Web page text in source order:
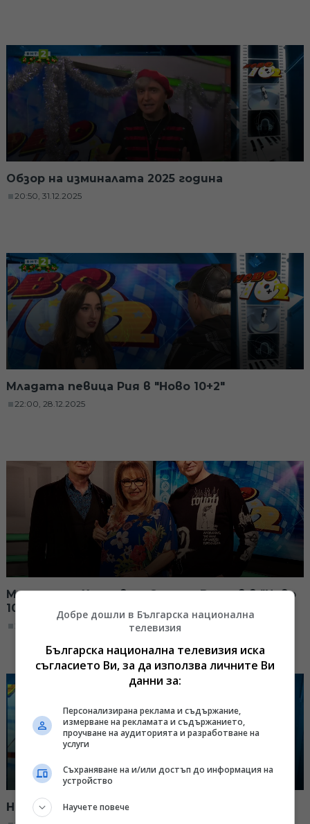
Обзор на изминалата 2025 година
20:50, 31.12.2025
Младата певица Рия в "Ново 10+2"
22:00, 28.12.2025
Маргарита Хранова и Симеон Владов в "Ново
10+2"
22:00, 14.12.2025
Наталия Тенева в "Ново 10+2"
Добре дошли в Българска национална
телевизия
Българска национална телевизия иска
съгласието Ви, за да използва личните Ви
данни за:
Персонализирана реклама и съдържание,
измерване на рекламата и съдържанието,
проучване на аудиторията и разработване на
услуги
Съхраняване на и/или достъп до информация на
устройство
Научете повече